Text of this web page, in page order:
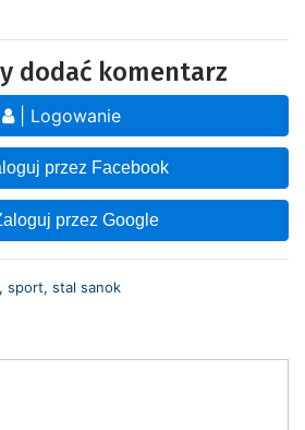
dodać komentarz
| Logowanie
przez Facebook
przez Google
, sport, stal sanok